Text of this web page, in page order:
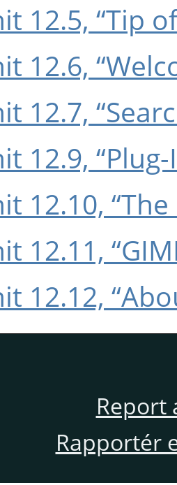
12.5, “Tip
12.6,
12.7,
12.9,
12.10,
12.11,
12.12,
Report
Rapportér